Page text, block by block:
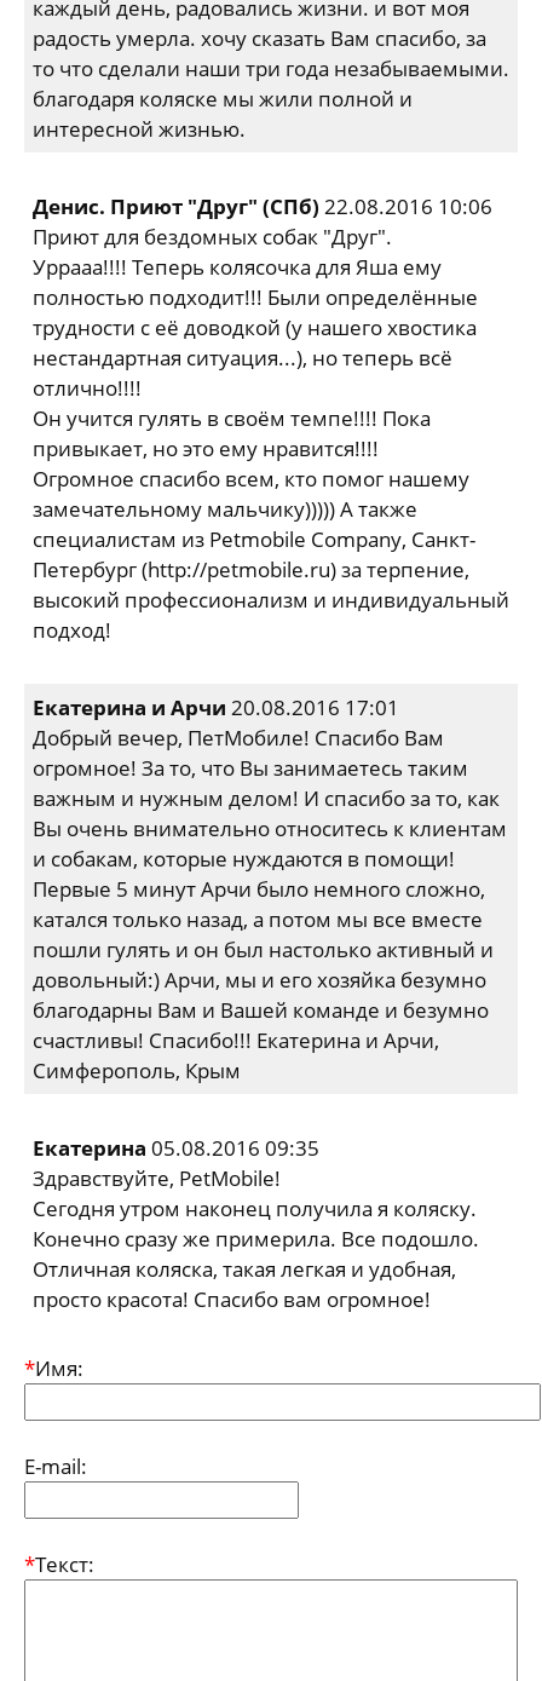
каждый день, радовались жизни. и вот моя
радость умерла. хочу сказать Вам спасибо, за
то что сделали наши три года незабываемыми.
благодаря коляске мы жили полной и
интересной жизнью.
Денис. Приют "Друг" (СПб) 22.08.2016 10:06
Приют для бездомных собак "Друг".
Уррааа!!!! Теперь колясочка для Яша ему
полностью подходит!!! Были определённые
трудности с её доводкой (у нашего хвостика
нестандартная ситуация...), но теперь всё
отлично!!!!
Он учится гулять в своём темпе!!!! Пока
привыкает, но это ему нравится!!!!
Огромное спасибо всем, кто помог нашему
замечательному мальчику))))) А также
специалистам из Petmobile Company, Санкт-
Петербург (http://petmobile.ru) за терпение,
высокий профессионализм и индивидуальный
подход!
Екатерина и Арчи 20.08.2016 17:01
Добрый вечер, ПетМобиле! Спасибо Вам
огромное! За то, что Вы занимаетесь таким
важным и нужным делом! И спасибо за то, как
Вы очень внимательно относитесь к клиентам
и собакам, которые нуждаются в помощи!
Первые 5 минут Арчи было немного сложно,
катался только назад, а потом мы все вместе
пошли гулять и он был настолько активный и
довольный:) Арчи, мы и его хозяйка безумно
благодарны Вам и Вашей команде и безумно
счастливы! Спасибо!!! Екатерина и Арчи,
Симферополь, Крым
Екатерина 05.08.2016 09:35
Здравствуйте, PetMobile!
Сегодня утром наконец получила я коляску.
Конечно сразу же примерила. Все подошло.
Отличная коляска, такая легкая и удобная,
просто красота! Спасибо вам огромное!
*Имя:
E-mail:
*Текст: